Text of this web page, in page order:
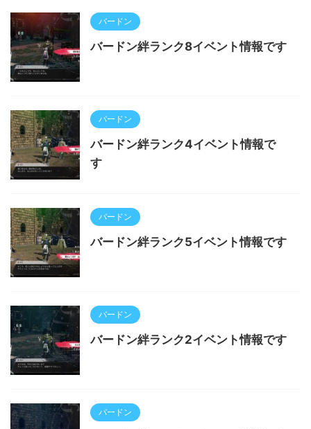
バードン
バードン絆ランク8イベント情報です
バードン
バードン絆ランク4イベント情報で
す
バードン
バードン絆ランク5イベント情報です
バードン
バードン絆ランク2イベント情報です
バードン